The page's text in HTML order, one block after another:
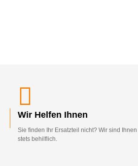
Wir Helfen Ihnen
Sie finden Ihr Ersatzteil nicht? Wir sind Ihnen
stets behilflich.